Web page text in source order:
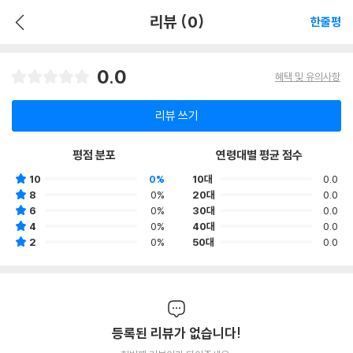
리뷰 (0) 한줄평
0.0 혜택 및 유의사항
리뷰 쓰기
평점 분포
10
0%
8
0%
6
0%
4
0%
2
0%
연령대별 평균 점수
10대
0.0
20대
0.0
30대
0.0
40대
0.0
50대
0.0
등록된 리뷰가 없습니다!